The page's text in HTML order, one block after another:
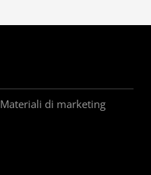
Materiali di marketing